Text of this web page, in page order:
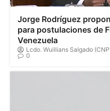
Jorge Rodríguez
para postulaciones de
Venezuela
Lcdo. Wuillians Salgado
0